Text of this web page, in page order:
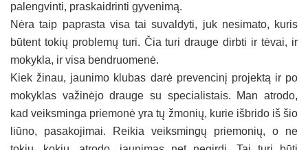
palengvinti, praskaidrinti gyvenimą.
Nėra taip paprasta visa tai suvaldyti, juk nesimato, kuris
būtent tokių problemų turi. Čia turi drauge dirbti ir tėvai, ir
mokykla, ir visa bendruomenė.
Kiek žinau, jaunimo klubas darė prevencinį projektą ir po
mokyklas važinėjo drauge su specialistais. Man atrodo,
kad veiksminga priemonė yra tų žmonių, kurie išbrido iš šio
liūno, pasakojimai. Reikia veiksmingų priemonių, o ne